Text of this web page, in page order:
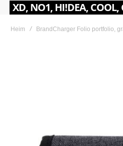
XD, NO1, HI!DEA, COOL,
Heim BrandCharger Folio portfolio,